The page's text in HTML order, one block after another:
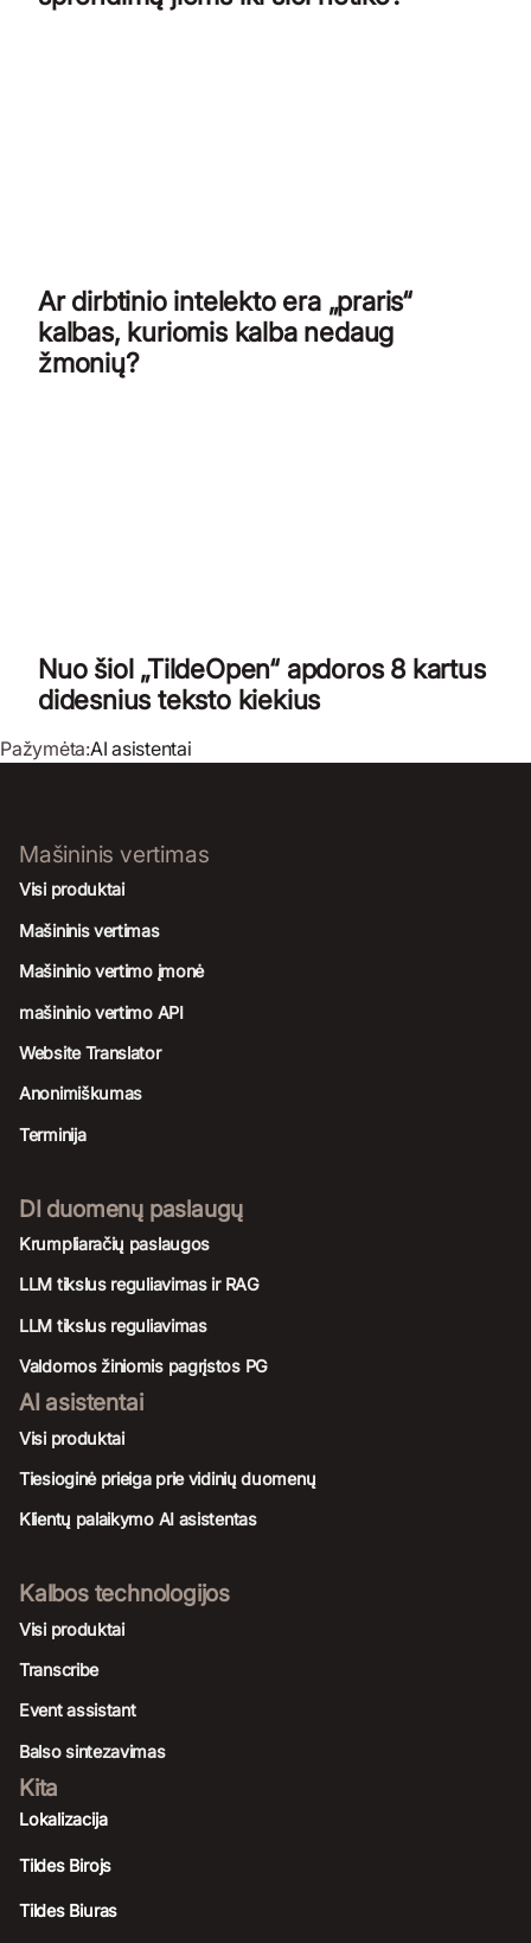
Ar dirbtinio intelekto era „praris“
kalbas, kuriomis kalba nedaug
žmonių?
Nuo šiol „TildeOpen“ apdoros 8 kartus
didesnius teksto kiekius
Pažymėta:AI asistentai
Mašininis vertimas
Visi produktai
Mašininis vertimas
Mašininio vertimo įmonė
mašininio vertimo API
Website Translator
Anonimiškumas
Terminija
DI duomenų paslaugų
Krumpliaračių paslaugos
LLM tikslus reguliavimas ir RAG
LLM tikslus reguliavimas
Valdomos žiniomis pagrįstos PG
AI asistentai
Visi produktai
Tiesioginė prieiga prie vidinių duomenų
Klientų palaikymo AI asistentas
Kalbos technologijos
Visi produktai
Transcribe
Event assistant
Balso sintezavimas
Kita
Lokalizacija
Tildes Birojs
Tildes Biuras